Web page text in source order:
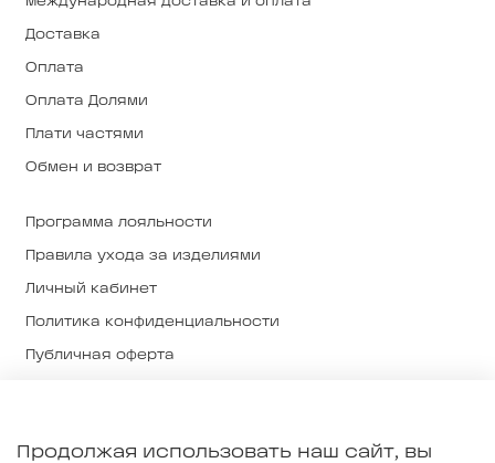
Доставка
Оплата
Оплата Долями
Плати частями
Обмен и возврат
Программа лояльности
Правила ухода за изделиями
Личный кабинет
Политика конфиденциальности
Публичная оферта
Магазины
Продолжая использовать наш сайт, вы